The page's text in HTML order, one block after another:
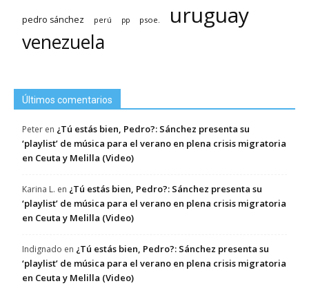
pedro sánchez perú pp psoe. uruguay
venezuela
Últimos comentarios
Peter en ¿Tú estás bien, Pedro?: Sánchez presenta su
‘playlist’ de música para el verano en plena crisis migratoria
en Ceuta y Melilla (Video)
Karina L. en ¿Tú estás bien, Pedro?: Sánchez presenta su
‘playlist’ de música para el verano en plena crisis migratoria
en Ceuta y Melilla (Video)
Indignado en ¿Tú estás bien, Pedro?: Sánchez presenta su
‘playlist’ de música para el verano en plena crisis migratoria
en Ceuta y Melilla (Video)